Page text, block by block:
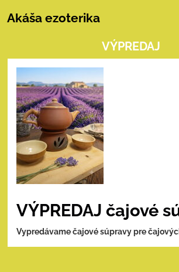
Akáša ezoterika
VÝPREDAJ
VÝPREDAJ čajové
Vypredávame čajové súpravy pre